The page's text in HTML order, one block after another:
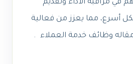
في مراقبة الأداء وتقديم
أسرع، مما يعزز من فعالية
وظائف خدمة العملاء .